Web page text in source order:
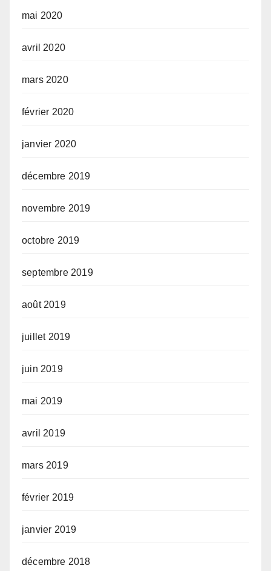
mai 2020
avril 2020
mars 2020
février 2020
janvier 2020
décembre 2019
novembre 2019
octobre 2019
septembre 2019
août 2019
juillet 2019
juin 2019
mai 2019
avril 2019
mars 2019
février 2019
janvier 2019
décembre 2018